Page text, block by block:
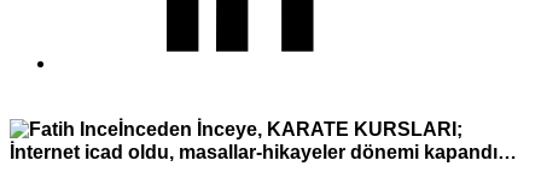
İnceden İnceye, KARATE KURSLARI;
İnternet icad oldu, masallar-hikayeler dönemi kapandı…